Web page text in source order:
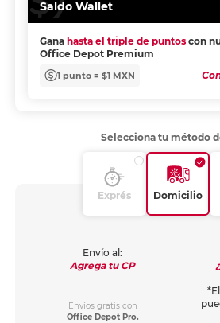
Saldo Wallet
Gana hasta el triple de puntos con
Office Depot Premium
1 punto = $1 MXN
Selecciona tu método
Exprés Domicilio
Envío al:
Agrega tu CP
Envíos gratis con
Office Depot Pro.